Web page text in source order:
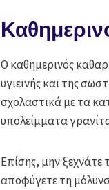
Ο καθημερινός
υγιεινής και της
σχολαστικά με τα
υπολείμματα
Επίσης, μην
αποφύγετε τη